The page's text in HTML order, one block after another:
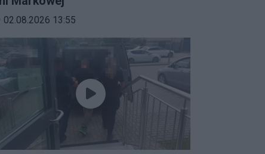
dodania materiału wideo:
02.08.2026 13:55